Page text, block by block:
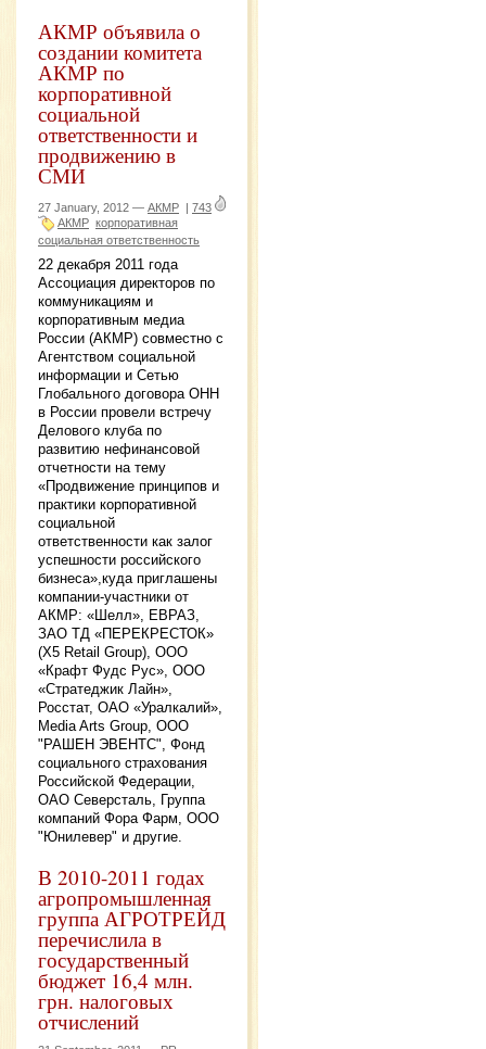
АКМР объявила о
создании комитета
АКМР по
корпоративной
социальной
ответственности и
продвижению в
СМИ
27 January, 2012 — АКМР
743
АКМР корпоративная
социальная ответственность
22 декабря 2011 года
Ассоциация директоров по
коммуникациям и
корпоративным медиа
России (АКМР) совместно с
Агентством социальной
информации и Сетью
Глобального договора ОНН
в России провели встречу
Делового клуба по
развитию нефинансовой
отчетности на тему
«Продвижение принципов и
практики корпоративной
социальной
ответственности как залог
успешности российского
бизнеса»,куда приглашены
компании-участники от
АКМР: «Шелл», ЕВРАЗ,
ЗАО ТД «ПЕРЕКРЕСТОК»
(X5 Retail Group), ООО
«Крафт Фудс Рус», ООО
«Стратеджик Лайн»,
Росстат, ОАО «Уралкалий»,
Media Arts Group, ООО
"РАШЕН ЭВЕНТС", Фонд
социального страхования
Российской Федерации,
ОАО Северсталь, Группа
компаний Фора Фарм, ООО
"Юнилевер" и другие.
В 2010-2011 годах
агропромышленная
группа АГРОТРЕЙД
перечислила в
государственный
бюджет 16,4 млн.
грн. налоговых
отчислений